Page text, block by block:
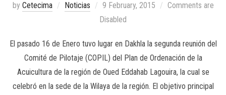
by Cetecima Noticias 9 February, 2015
Comments are
Disabled
El pasado 16 de Enero tuvo lugar en Dakhla la segunda reunión del
Comité de Pilotaje (COPIL) del Plan de Ordenación de la
Acuicultura de la región de Oued Eddahab Lagouira, la cual se
celebró en la sede de la Wilaya de la región. El objetivo principal